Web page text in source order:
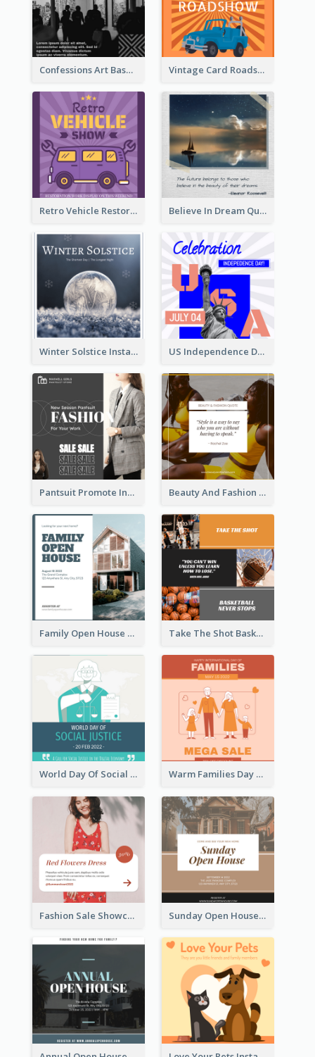
Confessions Art Basel Instagram Post Vintage Card Roadshow Instagram Post
Retro Vehicle Restoration Instagram Post Believe In Dream Quote Instagram Post
Winter Solstice Instagram Post US Independence Day Instagram Post
Pantsuit Promote Instagram Post Beauty And Fashion Inspirational Quote Instagram Post
Family Open House Registration Instagram Post Take The Shot Basketball Instagram Post
World Day Of Social Justice Instagram Post Warm Families Day Sales Instagram Post
Fashion Sale Showcase Instagram Post Sunday Open House Instagram Post